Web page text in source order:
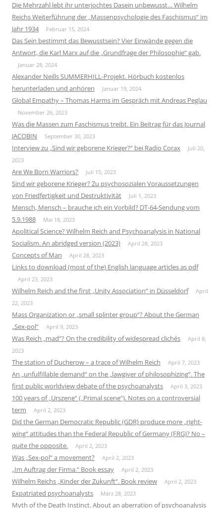
Die Mehrzahl lebt ihr unterjochtes Dasein unbewusst… Wilhelm
Reichs Weiterführung der „Massenpsychologie des Faschismus“ im
Jahr 1934
Februar 15, 2024
Das Sein bestimmt das Bewusstsein? Vier Einwände gegen die
Antwort, die Karl Marx auf die „Grundfrage der Philosophie“ gab.
Januar 28, 2024
Alexander Neills SUMMERHILL-Projekt. Hörbuch kostenlos
herunterladen und anhören
Januar 19, 2024
Global Empathy – Thomas Harms im Gespräch mit Andreas Peglau
November 26, 2023
Was die Massen zum Faschismus treibt. Ein Beitrag für das Journal
JACOBIN
September 30, 2023
Interview zu „Sind wir geborene Krieger?“ bei Radio Corax
Juli 20,
2023
Are We Born Warriors? Juli 15, 2023
Sind wir geborene Krieger? Zu psychosozialen Voraussetzungen
von Friedfertigkeit und Destruktivität
Juli 1, 2023
Mensch, Mensch – brauche ich ein Vorbild? DT-64-Sendung vom
5.9.1988
Mai 18, 2023
Apolitical Science? Wilhelm Reich and Psychoanalysis in National
Socialism. An abridged version (2023)
April 28, 2023
Concepts of Man April 28, 2023
Links to download (most of the) English language articles as pdf
April 23, 2023
Wilhelm Reich and the first „Unity Association“ in Düsseldorf
April
22, 2023
Mass Organization or „small splinter group“? About the German
„Sex-pol“
April 9, 2023
Was Reich „mad“? On the credibility of widespread clichés
April 8,
2023
The station of Ducherow – a trace of Wilhelm Reich April 7, 2023
An „unfulfillable demand“ on the „lawgiver of philosophizing“. The
first public worldview debate of the psychoanalysts
April 3, 2023
100 years of „Urszene“ („Primal scene“). Notes on a controversial
term
April 2, 2023
Did the German Democratic Republic (GDR) produce more „right-
wing“ attitudes than the Federal Republic of Germany (FRG)? No –
quite the opposite.
April 2, 2023
Was „Sex-pol“ a movement? April 2, 2023
„Im Auftrag der Firma.“ Book essay April 2, 2023
Wilhelm Reichs „Kinder der Zukunft“. Book review April 2, 2023
Expatriated psychoanalysts März 28, 2023
Myth of the Death Instinct. About an aberration of psychoanalysis